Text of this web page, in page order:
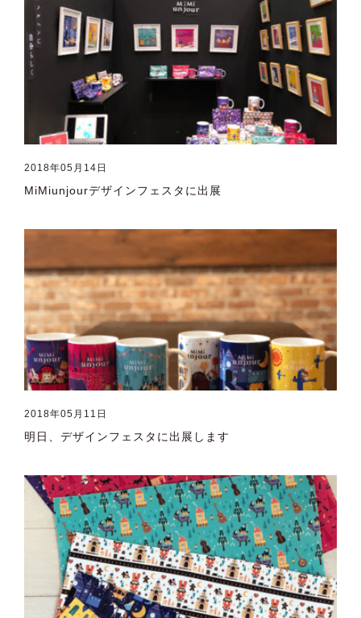
2018年05月14日
MiMiunjourデザインフェスタに出展
2018年05月11日
明日、デザインフェスタに出展します